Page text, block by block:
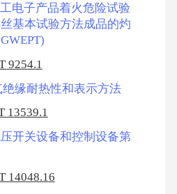
电子产品着火危险试验
基本试验方法成品的灼
9254.1
绝缘耐热性和表示方法
13539.1
开关设备和控制设备第
14048.16